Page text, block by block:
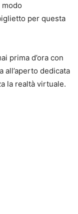
modo
per questa
prima d’ora con
all’aperto dedicata
la realtà virtuale.